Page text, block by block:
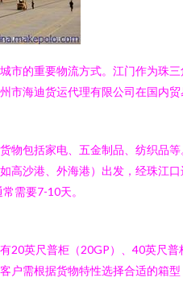
的重要物流方式。江门作为珠
海迪货运代理有限公司在国内贸
包括家电、五金制品、纺织品
沙港、外海港）出发，经珠江
需要7-10天。
20英尺普柜（20GP）、40英尺
需根据货物特性选择合适的箱